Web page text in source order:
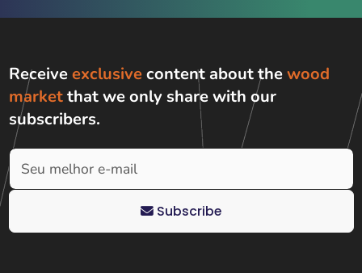
Receiveexclusivecontent about thewood
marketthat we only share with our
subscribers.
Subscribe